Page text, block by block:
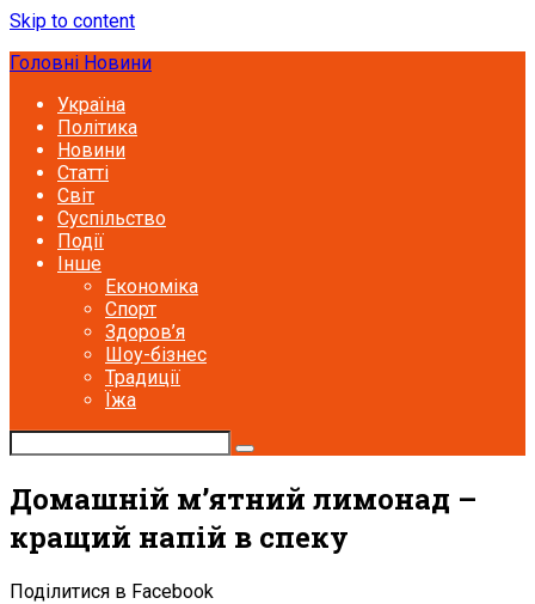
Skip to content
Головні Новини
Україна
Політика
Новини
Статті
Світ
Суспільство
Події
Інше
Економіка
Спорт
Здоров’я
Шоу-бізнес
Традиції
Їжа
Домашній м’ятний лимонад –
кращий напій в спеку
Поділитися в Facebook